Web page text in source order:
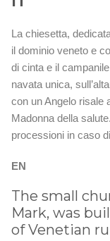
La chiesetta,
il dominio veneto e
di cinta e il
navata unica,
con un Angelo risale
Madonna della
processioni in caso
EN
The small
Mark, was
of Venetian